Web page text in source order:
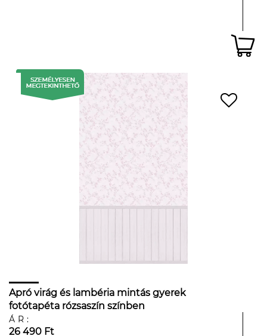
Apró virág és lambéria mintás gyerek
fotótapéta rózsaszín színben
ÁR:
26 490 Ft